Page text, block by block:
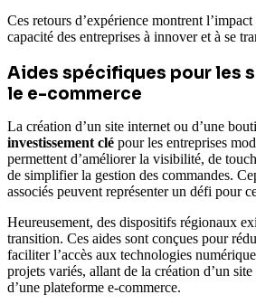
Ces retours d’expérience montrent
capacité des entreprises à innover et à se
Aides spécifiques pour les
le e-commerce
La création d’un site internet ou d’une
investissement clé pour les entreprises
permettent d’améliorer la visibilité, de
de simplifier la gestion des commandes.
associés peuvent représenter un défi pour
Heureusement, des dispositifs régionaux
transition. Ces aides sont conçues pour
faciliter l’accès aux technologies
projets variés, allant de la création d’un
d’une plateforme e-commerce.